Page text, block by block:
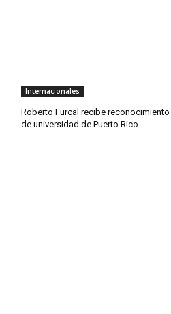
Internacionales
Roberto Furcal recibe reconocimiento
de universidad de Puerto Rico